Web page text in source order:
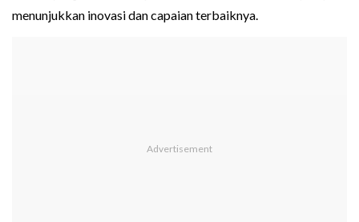
menunjukkan inovasi dan capaian terbaiknya.